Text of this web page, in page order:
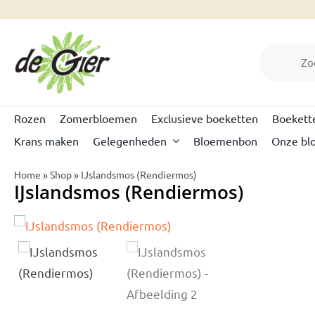
content
Rozen Zomerbloemen Exclusieve boeketten
Krans maken
Gelegenheden Bloemenbon Onze
Home »Shop» IJslandsmos (Rendiermos)
IJslandsmos (Rendiermos)